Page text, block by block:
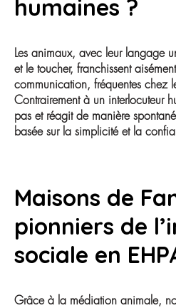
humaines ?
Les animaux, avec leur langage
et le toucher, franchissent
communication, fréquentes chez
Contrairement à un interlocuteur
pas et réagit de manière
basée sur la simplicité et la
Maisons de
pionniers de
sociale en
Grâce à la médiation animale,